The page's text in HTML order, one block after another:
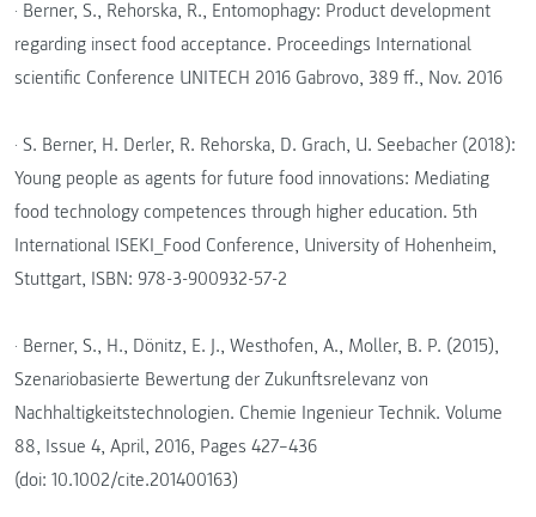
· Berner, S., Rehorska, R., Entomophagy: Product development
regarding insect food acceptance. Proceedings International
scientific Conference UNITECH 2016 Gabrovo, 389 ff., Nov. 2016
· S. Berner, H. Derler, R. Rehorska, D. Grach, U. Seebacher (2018):
Young people as agents for future food innovations: Mediating
food technology competences through higher education. 5th
International ISEKI_Food Conference, University of Hohenheim,
Stuttgart, ISBN: 978-3-900932-57-2
· Berner, S., H., Dönitz, E. J., Westhofen, A., Moller, B. P. (2015),
Szenariobasierte Bewertung der Zukunftsrelevanz von
Nachhaltigkeitstechnologien. Chemie Ingenieur Technik. Volume
88, Issue 4, April, 2016, Pages 427–436
(doi: 10.1002/cite.201400163)